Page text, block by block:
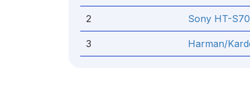
2 Sony HT-
3 Harman/